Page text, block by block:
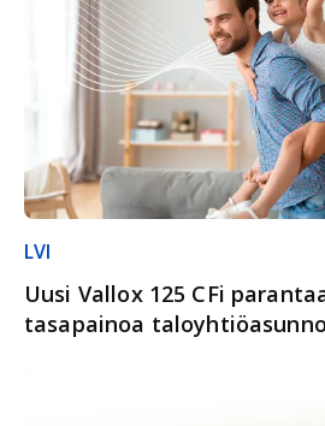
LVI
Uusi Vallox 125 CFi
tasapainoa